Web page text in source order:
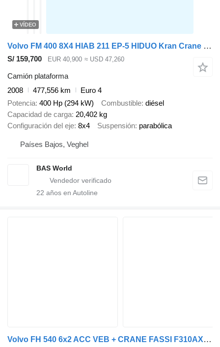
VÍDEO
Volvo FM 400 8X4 HIAB 211 EP-5 HIDUO Kran Crane Full Steel VEB+ Euro 5
S/ 159,700 EUR 40,900 ≈ USD 47,260
Camión plataforma
2008
477,556 km
Euro 4
Potencia 400 Hp (294 kW) Combustible diésel
Capacidad de carga 20,402 kg
Configuración del eje 8x4 Suspensión parabólica
Países Bajos, Veghel
BAS World
22 años en Autoline
Volvo FH 540 6x2 ACC VEB + CRANE FASSI F310AXP.27